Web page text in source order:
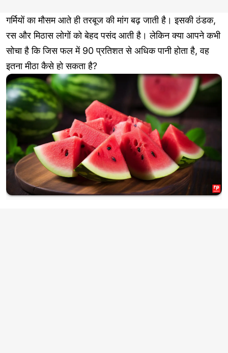
गर्मियों का मौसम आते ही तरबूज की मांग बढ़ जाती है। इसकी ठंडक,
रस और मिठास लोगों को बेहद पसंद आती है। लेकिन क्या आपने कभी
सोचा है कि जिस फल में 90 प्रतिशत से अधिक पानी होता है, वह
इतना मीठा कैसे हो सकता है?